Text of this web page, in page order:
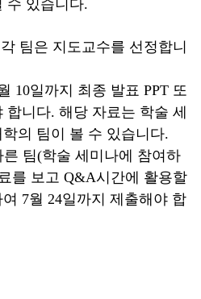
수 있습니다.
팀은 지도교수를 선정합니
10일까지 최종 발표 PPT 또
니다. 해당 자료는 학술 세
의 팀이 볼 수 있습니다.
팀(학술 세미나에 참여하
를 보고 Q&A시간에 활용할
7월 24일까지 제출해야 합